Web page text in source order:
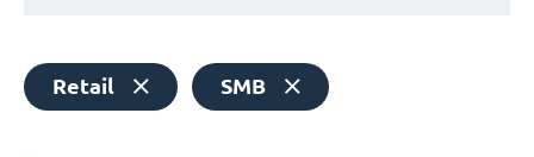
Retail SMB